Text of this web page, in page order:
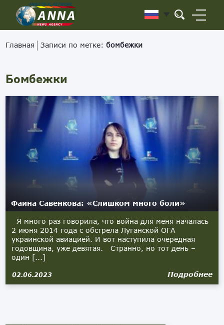
Главная Записи по метке:бомбежки
Бомбежки
Фаина Савенкова: «Слишком много боли»
Я много раз говорила, что война для меня началась
2 июня 2014 года с обстрела Луганской ОГА
украинской авиацией. И вот наступила очередная
годовщина, уже девятая. Странно, но тот день –
один [...]
02.06.2023 Подробнее